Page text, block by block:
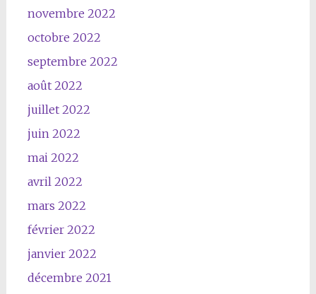
novembre 2022
octobre 2022
septembre 2022
août 2022
juillet 2022
juin 2022
mai 2022
avril 2022
mars 2022
février 2022
janvier 2022
décembre 2021